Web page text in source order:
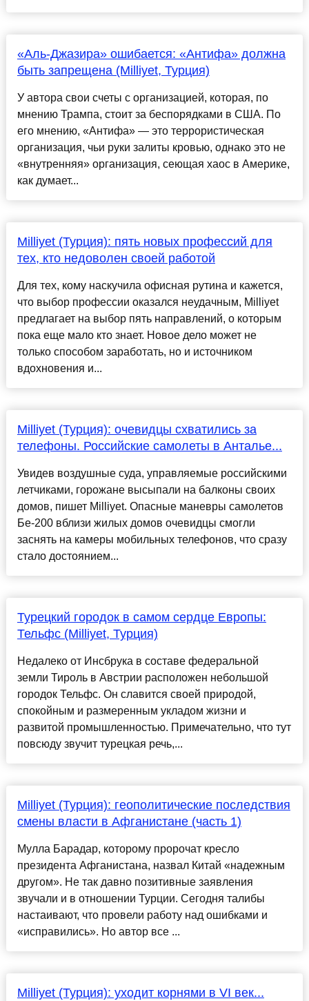
«Аль-Джазира» ошибается: «Антифа» должна
быть запрещена (Milliyet, Турция)
У автора свои счеты с организацией, которая, по
мнению Трампа, стоит за беспорядками в США. По
его мнению, «Антифа» — это террористическая
организация, чьи руки залиты кровью, однако это не
«внутренняя» организация, сеющая хаос в Америке,
как думает...
Milliyet (Турция): пять новых профессий для
тех, кто недоволен своей работой
Для тех, кому наскучила офисная рутина и кажется,
что выбор профессии оказался неудачным, Milliyet
предлагает на выбор пять направлений, о которым
пока еще мало кто знает. Новое дело может не
только способом заработать, но и источником
вдохновения и...
Milliyet (Турция): очевидцы схватились за
телефоны. Российские самолеты в Анталье...
Увидев воздушные суда, управляемые российскими
летчиками, горожане высыпали на балконы своих
домов, пишет Milliyet. Опасные маневры самолетов
Бе-200 вблизи жилых домов очевидцы смогли
заснять на камеры мобильных телефонов, что сразу
стало достоянием...
Турецкий городок в самом сердце Европы:
Тельфс (Milliyet, Турция)
Недалеко от Инсбрука в составе федеральной
земли Тироль в Австрии расположен небольшой
городок Тельфс. Он славится своей природой,
спокойным и размеренным укладом жизни и
развитой промышленностью. Примечательно, что тут
повсюду звучит турецкая речь,...
Milliyet (Турция): геополитические последствия
смены власти в Афганистане (часть 1)
Мулла Барадар, которому пророчат кресло
президента Афганистана, назвал Китай «надежным
другом». Не так давно позитивные заявления
звучали и в отношении Турции. Сегодня талибы
настаивают, что провели работу над ошибками и
«исправились». Но автор все ...
Milliyet (Турция): уходит корнями в VI век...